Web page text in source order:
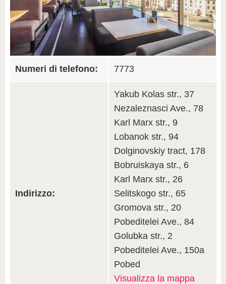
Numeri di telefono: 7773
Indirizzo:
Yakub Kolas str., 37
Nezaleznasci Ave., 78
Karl Marx str., 9
Lobanok str., 94
Dolginovskiy tract, 178
Bobruiskaya str., 6
Karl Marx str., 26
Selitskogo str., 65
Gromova str., 20
Pobeditelei Ave., 84
Golubka str., 2
Pobeditelei Ave., 150a
Pobed
Visualizza la mappa